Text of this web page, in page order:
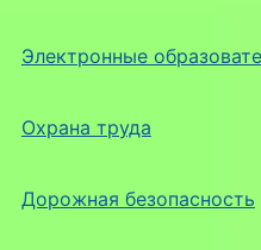
Электронные
Охрана труда
Дорожная безопасность